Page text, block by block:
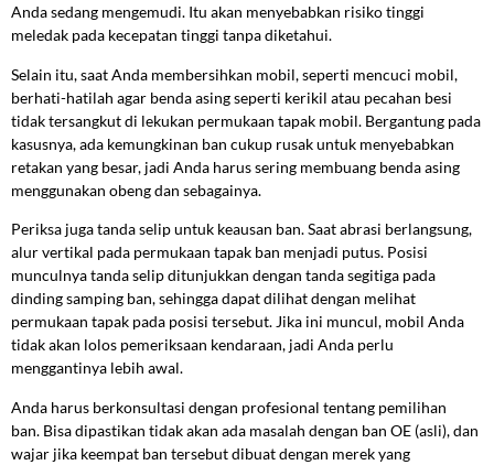
Anda sedang mengemudi. Itu akan menyebabkan risiko tinggi
meledak pada kecepatan tinggi tanpa diketahui.
Selain itu, saat Anda membersihkan mobil, seperti mencuci mobil,
berhati-hatilah agar benda asing seperti kerikil atau pecahan besi
tidak tersangkut di lekukan permukaan tapak mobil. Bergantung pada
kasusnya, ada kemungkinan ban cukup rusak untuk menyebabkan
retakan yang besar, jadi Anda harus sering membuang benda asing
menggunakan obeng dan sebagainya.
Periksa juga tanda selip untuk keausan ban. Saat abrasi berlangsung,
alur vertikal pada permukaan tapak ban menjadi putus. Posisi
munculnya tanda selip ditunjukkan dengan tanda segitiga pada
dinding samping ban, sehingga dapat dilihat dengan melihat
permukaan tapak pada posisi tersebut. Jika ini muncul, mobil Anda
tidak akan lolos pemeriksaan kendaraan, jadi Anda perlu
menggantinya lebih awal.
Anda harus berkonsultasi dengan profesional tentang pemilihan
ban. Bisa dipastikan tidak akan ada masalah dengan ban OE (asli), dan
wajar jika keempat ban tersebut dibuat dengan merek yang